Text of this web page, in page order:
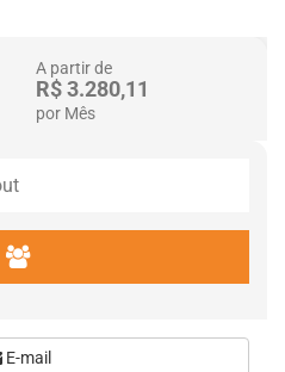
A partir de
R$ 3.280,11
por Mês
E-mail